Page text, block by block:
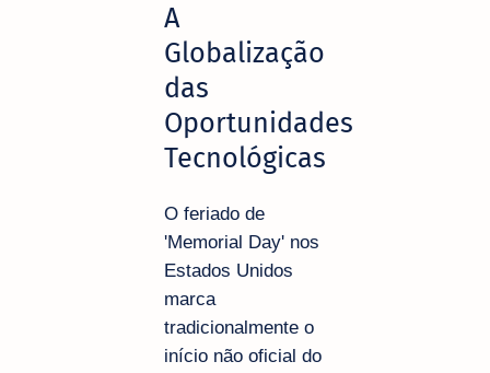
A
Globalização
das
Oportunidades
Tecnológicas
O feriado de
'Memorial Day' nos
Estados Unidos
marca
tradicionalmente o
início não oficial do